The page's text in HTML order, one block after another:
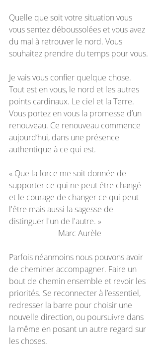
Quelle que soit votre situation vous
vous sentez déboussolées et vous avez
du mal à retrouver le nord. Vous
souhaitez prendre du temps pour vous.
Je vais vous confier quelque chose.
Tout est en vous, le nord et les autres
points cardinaux. Le ciel et la Terre.
Vous portez en vous la promesse d’un
renouveau. Ce renouveau commence
aujourd’hui, dans une présence
authentique à ce qui est.
« Que la force me soit donnée de
supporter ce qui ne peut être changé
et le courage de changer ce qui peut
l'être mais aussi la sagesse de
distinguer l'un de l'autre. »
Marc Aurèle
Parfois néanmoins nous pouvons avoir
de cheminer accompagner. Faire un
bout de chemin ensemble et revoir les
priorités. Se reconnecter à l’essentiel,
redresser la barre pour choisir une
nouvelle direction, ou poursuivre dans
la même en posant un autre regard sur
les choses.